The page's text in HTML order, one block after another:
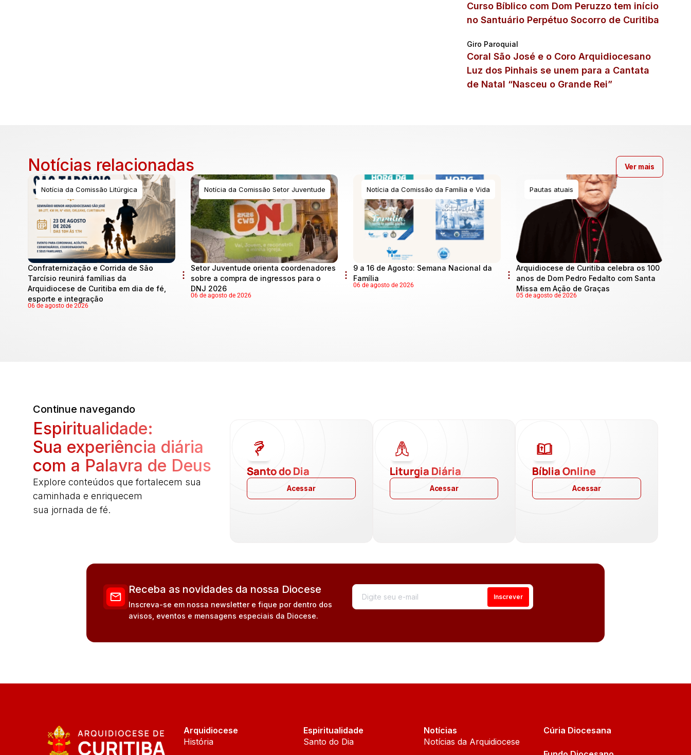
Curso Bíblico com Dom Peruzzo tem início
no Santuário Perpétuo Socorro de Curitiba
Giro Paroquial
Coral São José e o Coro Arquidiocesano
Luz dos Pinhais se unem para a Cantata
de Natal “Nasceu o Grande Rei”
Notícias relacionadas
Notícia da Comissão Litúrgica
Confraternização e Corrida de São
Tarcísio reunirá famílias da
Arquidiocese de Curitiba em dia de fé,
esporte e integração
06 de agosto de 2026
Notícia da Comissão Setor Juventude
Setor Juventude orienta coordenadores
sobre a compra de ingressos para o
DNJ 2026
06 de agosto de 2026
Notícia da Comissão da Família e Vida
9 a 16 de Agosto: Semana Nacional da
Família
06 de agosto de 2026
Pautas atuais
Arquidiocese de Curitiba celebra os 100
anos de Dom Pedro Fedalto com Santa
Missa em Ação de Graças
05 de agosto de 2026
Ver mais
Continue navegando
Espiritualidade:
Sua experiência diária
com a Palavra de Deus
Explore conteúdos que fortalecem sua
caminhada e enriquecem
sua jornada de fé.
Santo do Dia
Acessar
Liturgia Diária
Acessar
Bíblia Online
Acessar
Receba as novidades da nossa Diocese
Inscreva-se em nossa newsletter e fique por dentro dos
avisos, eventos e mensagens especiais da Diocese.
Arquidiocese
História
Espiritualidade
Santo do Dia
Notícias
Notícias da Arquidiocese
Cúria Diocesana